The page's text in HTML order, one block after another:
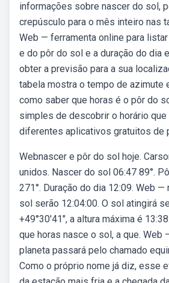
informações sobre nascer do sol,
crepúsculo para o mês inteiro nas
Web — ferramenta online para
e do pôr do sol e a duração do dia
obter a previsão para a sua
tabela mostra o tempo de azimute
como saber que horas é o pôr do
simples de descobrir o horário
diferentes aplicativos gratuitos de
Webnascer e pôr do sol hoje.
unidos. Nascer do sol 06:47 89°.
271°. Duração do dia 12:09. Web
sol serão 12:04:00. O sol atingirá
+49°30′41″, a altura máxima é
que horas nasce o sol, a que. Web
planeta passará pelo chamado
Como o próprio nome já diz, esse